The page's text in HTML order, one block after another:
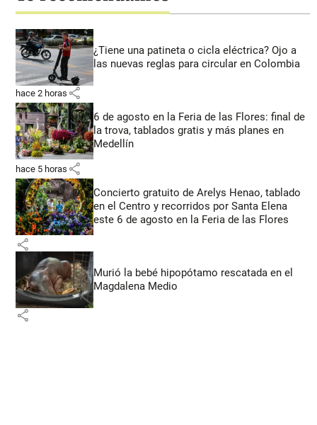
¿Tiene una patineta o cicla eléctrica? Ojo a
las nuevas reglas para circular en Colombia
hace 2 horas share
6 de agosto en la Feria de las Flores: final de
la trova, tablados gratis y más planes en
Medellín
hace 5 horas share
Concierto gratuito de Arelys Henao, tablado
en el Centro y recorridos por Santa Elena
este 6 de agosto en la Feria de las Flores
share
Murió la bebé hipopótamo rescatada en el
Magdalena Medio
share